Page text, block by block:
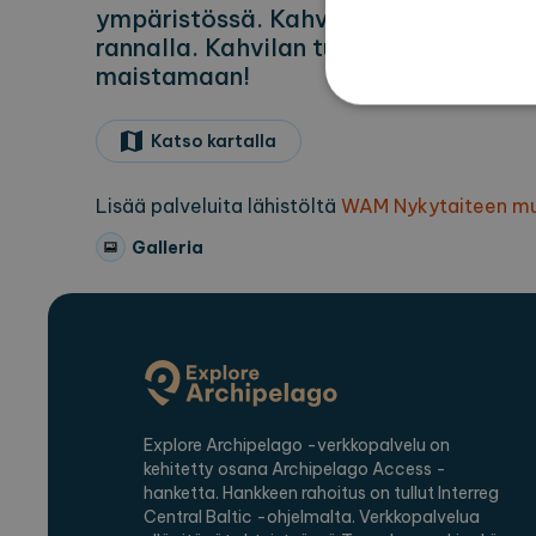
ympäristössä. Kahvila toimii WAM:in
rannalla. Kahvilan tuotteet ovat
maistamaan!
Katso kartalla
Lisää palveluita lähistöltä WAM Nykytaiteen
Galleria
Explore Archipelago -verkkopalvelu on
kehitetty osana Archipelago Access -
hanketta. Hankkeen rahoitus on tullut Interreg
Central Baltic -ohjelmalta. Verkkopalvelua
Ehdottomasti
ei voida käyttää oikein
Nimi